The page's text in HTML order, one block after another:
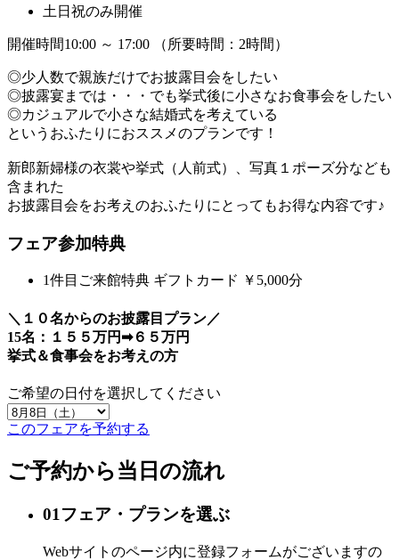
土日祝のみ開催
開催時間10:00 ～ 17:00 （所要時間：2時間）
◎少人数で親族だけでお披露目会をしたい
◎披露宴までは・・・でも挙式後に小さなお食事会をしたい
◎カジュアルで小さな結婚式を考えている
というおふたりにおススメのプランです！
新郎新婦様の衣裳や挙式（人前式）、写真１ポーズ分なども
含まれた
お披露目会をお考えのおふたりにとってもお得な内容です♪
フェア参加特典
1件目ご来館特典 ギフトカード ￥5,000分
＼１０名からのお披露目プラン／
15名：１５５万円➡６５万円
挙式＆食事会をお考えの方
ご希望の日付を選択してください
このフェアを予約する
ご予約から当日の流れ
01 フェア・プランを選ぶ
Webサイトのページ内に登録フォームがございますの